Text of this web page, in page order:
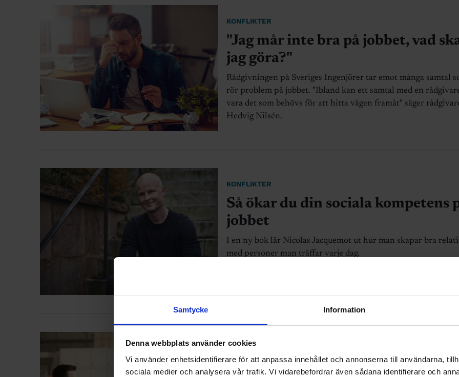
Samtycke Information
Denna webbplats använder cookies
Vi använder enhetsidentifierare för att anpassa innehållet och annonserna till användarna,
sociala medier och analysera vår trafik. Vi vidarebefordrar även sådana identifierare och
KONFLIKTER
"Jag mår inte bra på jobbet, vad
jag göra?"
Rådgivningen på Sveriges Ingenjörer tar emot många samtal
rör problem på jobbet. "Ibland kan ett samtal med en
vara det som behövs för att hitta vägen framåt" säger
Hedvig Nilsén.
KONFLIKTER
Så ökar du din sociala kompetens
jobbet
I en ny bok lär Nicolas Jacquemot ut hur man skapar bra
med personer man träffar varje dag.
KONFLIKTER
Se upp för riskerna med starka